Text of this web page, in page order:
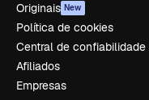
Originais New
Política de cookies
Central de confiabilidade
Afiliados
Empresas